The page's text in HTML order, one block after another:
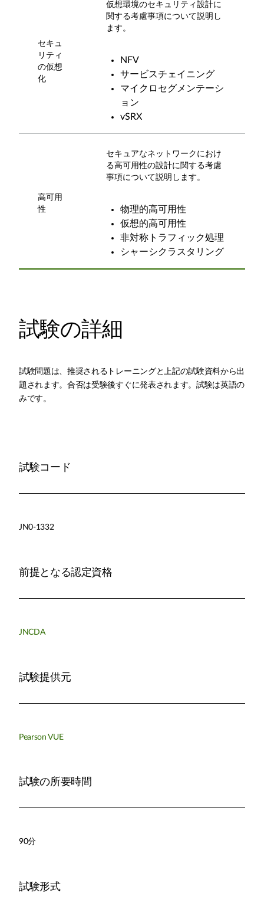
セキュ
リティ
の仮想
化
仮想環境のセキュリティ設計に
関する考慮事項について説明し
ます。
NFV
サービスチェイニング
マイクロセグメンテーシ
ョン
vSRX
高可用
性
セキュアなネットワークにおけ
る高可用性の設計に関する考慮
事項について説明します。
物理的高可用性
仮想的高可用性
非対称トラフィック処理
シャーシクラスタリング
試験の詳細
試験問題は、推奨されるトレーニングと上記の試験資料から出
題されます。合否は受験後すぐに発表されます。試験は英語の
みです。
試験コード
JN0-1332
前提となる認定資格
JNCDA
試験提供元
Pearson VUE
試験の所要時間
90分
試験形式